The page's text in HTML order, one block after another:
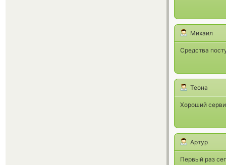
Михаил
Средства
Теона
Хороший
Артур
Первый раз